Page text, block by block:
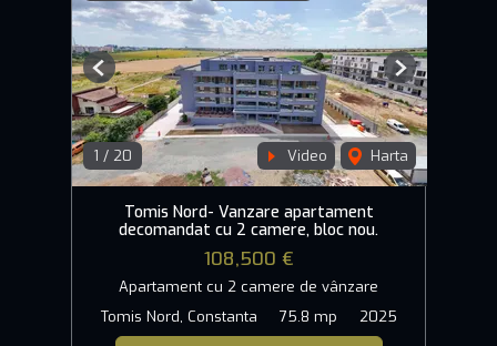
1 / 20 Video Harta
Previous Next
Tomis Nord- Vanzare apartament
decomandat cu 2 camere, bloc nou.
108,500 €
Apartament cu 2 camere de vânzare
Tomis Nord, Constanta
75.8 mp 2025